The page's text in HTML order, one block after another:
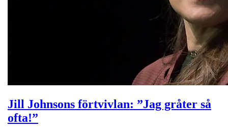
Jill Johnsons förtvivlan: ”Jag gråter så
ofta!”